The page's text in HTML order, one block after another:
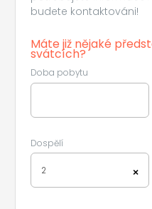
budete kontaktováni!
Máte již nějaké
svátcích?
Doba pobytu
Dospělí
×
2